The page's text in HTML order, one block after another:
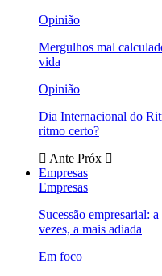
Opinião
Mergulhos mal
vida
Opinião
Dia Internacional do
ritmo certo?
Ante Próx
Empresas
Empresas
Sucessão empresarial:
vezes, a mais adiada
Em foco